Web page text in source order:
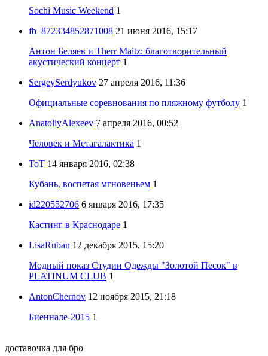
Sochi Music Weekend 1
fb_872334852871008 21 июня 2016, 15:17
Антон Беляев и Therr Maitz: благотворительный
акустический концерт 1
SergeySerdyukov 27 апреля 2016, 11:36
Официальные соревнования по пляжному футболу 1
AnatoliyAlexeev 7 апреля 2016, 00:52
Человек и Метагалактика 1
ToT 14 января 2016, 02:38
Кубань, воспетая мгновеньем 1
id220552706 6 января 2016, 17:35
Кастинг в Краснодаре 1
LisaRuban 12 декабря 2015, 15:20
Модный показ Студии Одежды "Золотой Песок" в
PLATINUM CLUB 1
AntonChernov 12 ноября 2015, 21:18
Биеннале-2015 1
доставочка для бро